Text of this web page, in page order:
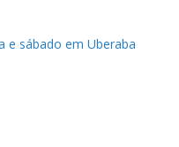
e sábado em Uberaba